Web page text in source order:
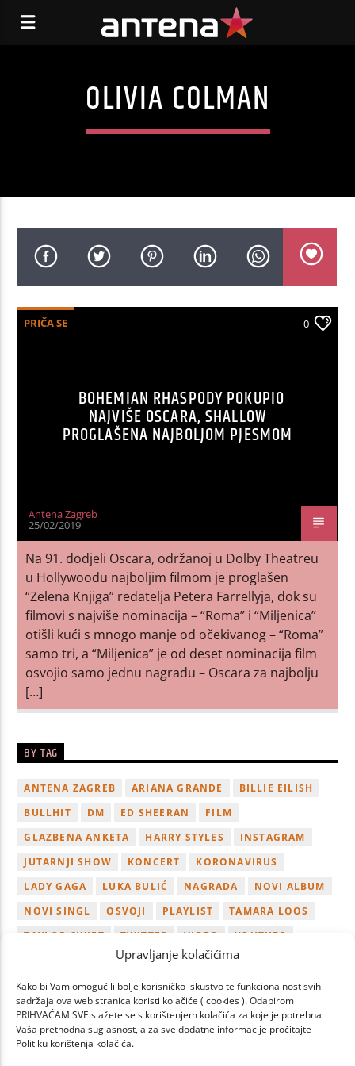
Upravljanje kolačićima
Kako bi Vam omogućili bolje korisničko iskustvo te funkcionalnost svih
sadržaja ova web stranica koristi kolačiće ( cookies ). Odabirom
PRIHVAĆAM SVE slažete se s korištenjem kolačića za koje je potrebna
Vaša prethodna suglasnost, a za sve dodatne informacije pročitajte
Politiku korištenja kolačića.
OLIVIA COLMAN
PRIČA SE 0
BOHEMIAN RHASPODY POKUPIO
NAJVIŠE OSCARA, SHALLOW
PROGLAŠENA NAJBOLJOM PJESMOM
Antena Zagreb
25/02/2019
Na 91. dodjeli Oscara, održanoj u Dolby Theatreu
u Hollywoodu najboljim filmom je proglašen
“Zelena Knjiga” redatelja Petera Farrellyja, dok su
filmovi s najviše nominacija – “Roma” i “Miljenica”
otišli kući s mnogo manje od očekivanog – “Roma”
samo tri, a “Miljenica” je od deset nominacija film
osvojio samo jednu nagradu – Oscara za najbolju
[…]
BY TAG
ANTENA ZAGREB ARIANA GRANDE
BILLIE EILISH
BULLHIT
DM ED SHEERAN
FILM
GLAZBENA ANKETA
HARRY STYLES
INSTAGRAM
JUTARNJI SHOW
KONCERT
KORONAVIRUS
LADY GAGA
LUKA BULIĆ NAGRADA
NOVI ALBUM
NOVI SINGL
OSVOJI PLAYLIST
TAMARA LOOS
TAYLOR SWIFT
TWITTER VIDEO
YOUTUBE